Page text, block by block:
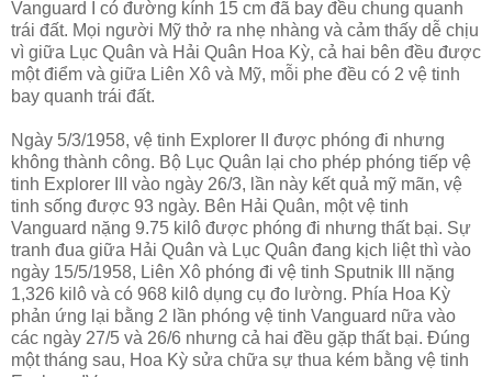
Vanguard I có đường kính 15 cm đã bay đều chung quanh
trái đất. Mọi người Mỹ thở ra nhẹ nhàng và cảm thấy dễ chịu
vì giữa Lục Quân và Hải Quân Hoa Kỳ, cả hai bên đều được
một điểm và giữa Liên Xô và Mỹ, mỗi phe đều có 2 vệ tinh
bay quanh trái đất.
Ngày 5/3/1958, vệ tinh Explorer II được phóng đi nhưng
không thành công. Bộ Lục Quân lại cho phép phóng tiếp vệ
tinh Explorer III vào ngày 26/3, lần này kết quả mỹ mãn, vệ
tinh sống được 93 ngày. Bên Hải Quân, một vệ tinh
Vanguard nặng 9.75 kilô được phóng đi nhưng thất bại. Sự
tranh đua giữa Hải Quân và Lục Quân đang kịch liệt thì vào
ngày 15/5/1958, Liên Xô phóng đi vệ tinh Sputnik III nặng
1,326 kilô và có 968 kilô dụng cụ đo lường. Phía Hoa Kỳ
phản ứng lại bằng 2 lần phóng vệ tinh Vanguard nữa vào
các ngày 27/5 và 26/6 nhưng cả hai đều gặp thất bại. Đúng
một tháng sau, Hoa Kỳ sửa chữa sự thua kém bằng vệ tinh